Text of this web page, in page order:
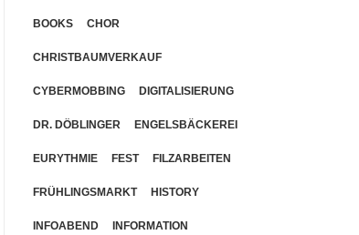
BOOKS CHOR
CHRISTBAUMVERKAUF
CYBERMOBBING DIGITALISIERUNG
DR. DÖBLINGER ENGELSBÄCKEREI
EURYTHMIE FEST FILZARBEITEN
FRÜHLINGSMARKT HISTORY
INFOABEND INFORMATION